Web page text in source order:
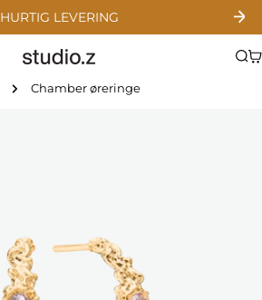
HURTIG LEVERING
Chamber øreringe